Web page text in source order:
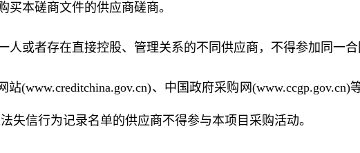
买本磋商文件的供应商磋商。
人或者存在直接控股、管理关系的不同供应商，不得参加同一合
站(www.creditchina.gov.cn)、中国政府采购网
失信行为记录名单的供应商不得参与本项目采购活动。